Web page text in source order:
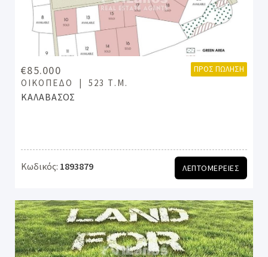
€85.000 ΠΡΟΣ ΠΏΛΗΣΗ
ΟΙΚΌΠΕΔΟ 523 Τ.Μ.
ΚΑΛΑΒΑΣΟΣ
Κωδικός: 1893879 ΛΕΠΤΟΜΕΡΕΙΕΣ